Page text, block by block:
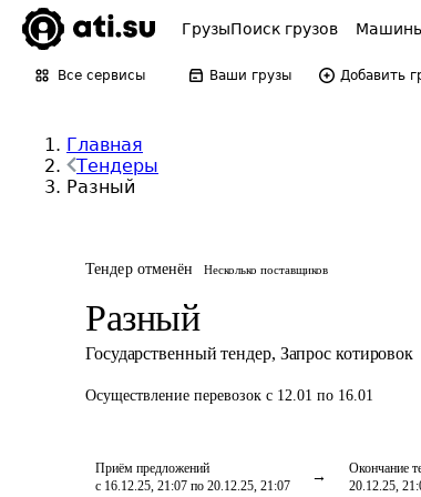
ГрузыПоиск грузов
Все сервисы Ваши грузы Добавить
Главная
Тендеры
Разный
Тендер отменён Несколько поставщиков
Разный
Государственный тендер, Запрос котировок
Осуществление перевозок с 12.01 по 16.01
Приём предложений
с 16.12.25, 21:07 по 20.12.25, 21:07
Окончание
20.12.25,